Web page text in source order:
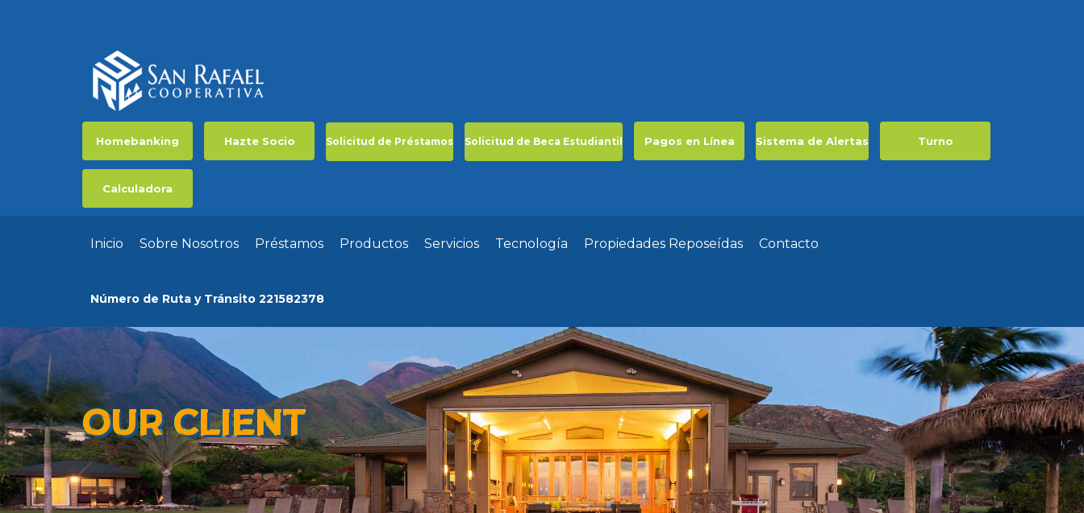
Homebanking Hazte Socio Solicitud de Préstamos Solicitud de Beca Estudiantil Pagos en Línea Sistema de Alertas Turno
Calculadora
Inicio Sobre Nosotros Préstamos Productos Servicios Tecnología Propiedades Reposeídas Contacto
Número de Ruta y Tránsito 221582378
OUR CLIENT